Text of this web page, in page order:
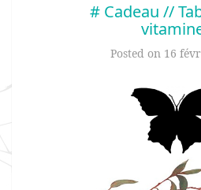
# Cadeau //
Posted on 16